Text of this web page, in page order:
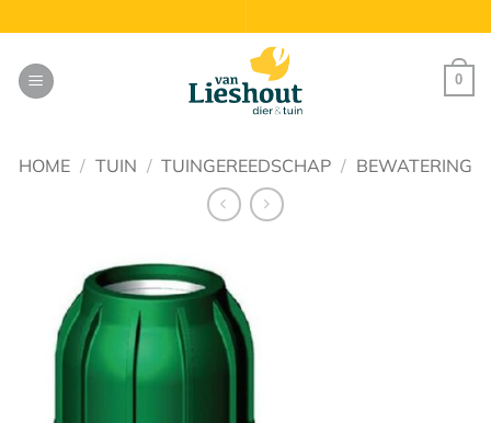
naar
inhoud
0
HOME / TUIN / TUINGEREEDSCHAP / BEWATERING